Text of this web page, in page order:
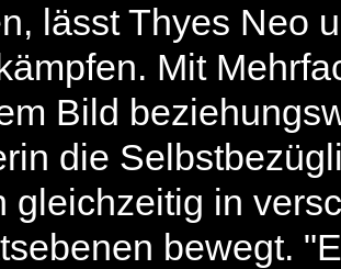
lässt Thyes Neo
Mit
Bild
die
gleichzeitig in
bewegt.